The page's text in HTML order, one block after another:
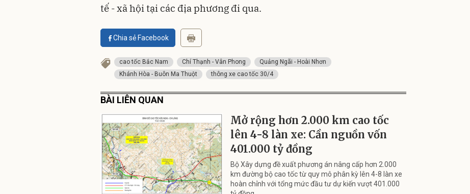
tế - xã hội tại các địa phương đi qua.
Chia sẻ Facebook
cao tốc Bắc Nam Chí Thạnh - Vân Phong
Quảng Ngãi - Hoài Nhơn
Khánh Hòa - Buôn Ma Thuột
thông xe cao tốc 30/4
BÀI LIÊN QUAN
Mở rộng hơn 2.000 km cao tốc
lên 4-8 làn xe: Cần nguồn vốn
401.000 tỷ đồng
Bộ Xây dựng đề xuất phương án nâng cấp hơn 2.000
km đường bộ cao tốc từ quy mô phân kỳ lên 4-8 làn xe
hoàn chỉnh với tổng mức đầu tư dự kiến vượt 401.000